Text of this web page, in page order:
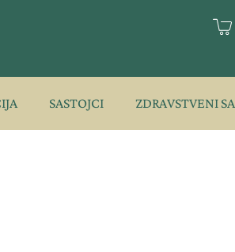
SASTOJCI ZDRAVSTVENI